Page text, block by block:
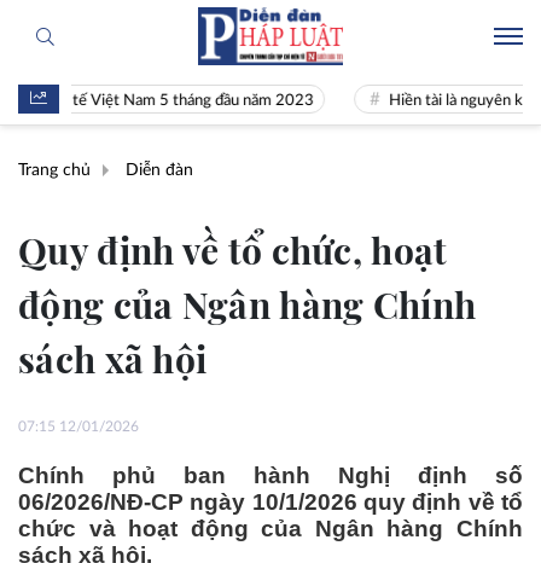
tế Việt Nam 5 tháng đầu năm 2023 Hiền tài là nguyên khí Quốc gia
Trang chủ Diễn đàn
Quy định về tổ chức, hoạt
động của Ngân hàng Chính
sách xã hội
07:15 12/01/2026
Chính phủ ban hành Nghị định số
06/2026/NĐ-CP ngày 10/1/2026 quy định về tổ
chức và hoạt động của Ngân hàng Chính
sách xã hội.